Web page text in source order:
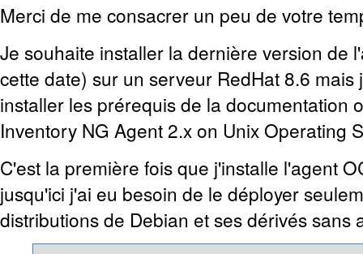
Merci de me consacrer un peu de votre
Je souhaite installer la dernière version de
cette date) sur un serveur RedHat 8.6 mais
installer les prérequis de la documentation
Inventory NG Agent 2.x on Unix Operating
C'est la première fois que j'installe l'agent
jusqu'ici j'ai eu besoin de le déployer
distributions de Debian et ses dérivés sans